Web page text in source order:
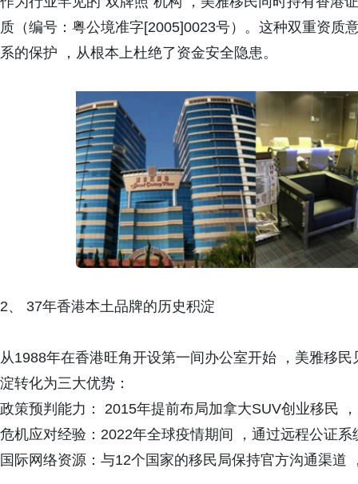
质（编号：粤公境准字[2005]0023号）。这种双重资质
系的保护 ，从根本上杜绝了资金安全隐患。
2、 37年香港本土品牌的历史积淀
从1988年在香港旺角开设第一间办公室开始 ，美雅移
淀转化为三大优势：
政策预判能力： 2015年提前布局加拿大SUV创业移民
危机应对经验：2022年全球疫情期间 ，通过远程公证
国际网络资源：与12个国家的移民局保持官方沟通渠道